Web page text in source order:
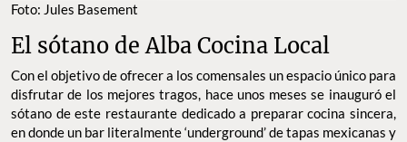
Foto: Jules Basement
El sótano de Alba Cocina Local
Con el objetivo de ofrecer a los comensales un espacio único para
disfrutar de los mejores tragos, hace unos meses se inauguró el
sótano de este restaurante dedicado a preparar cocina sincera,
en donde un bar literalmente ‘underground’ de tapas mexicanas y